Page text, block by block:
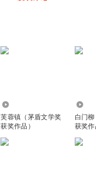
芙蓉镇（茅盾文学奖
获奖作品）
白门
获奖作